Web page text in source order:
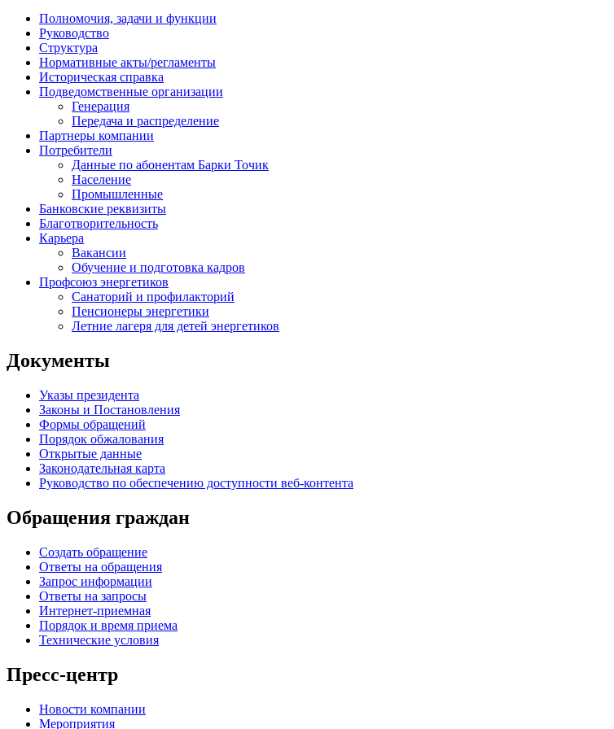
Полномочия, задачи и функции
Руководство
Структура
Нормативные акты/регламенты
Историческая справка
Подведомственные организации
Генерация
Передача и распределение
Партнеры компании
Потребители
Данные по абонентам Барки Точик
Население
Промышленные
Банковские реквизиты
Благотворительность
Карьера
Вакансии
Обучение и подготовка кадров
Профсоюз энергетиков
Санаторий и профилакторий
Пенсионеры энергетики
Летние лагеря для детей энергетиков
Документы
Указы президента
Законы и Постановления
Формы обращений
Порядок обжалования
Открытые данные
Законодательная карта
Руководство по обеспечению доступности веб-контента
Обращения граждан
Создать обращение
Ответы на обращения
Запрос информации
Ответы на запросы
Интернет-приемная
Порядок и время приема
Технические условия
Пресс-центр
Новости компании
Мероприятия